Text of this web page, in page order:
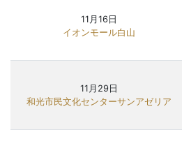
11月16日
イオンモール白山
11月29日
和光市民文化センターサンアゼリア